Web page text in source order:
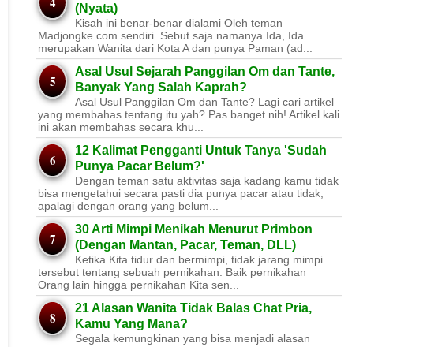
(Nyata)
Kisah ini benar-benar dialami Oleh teman
Madjongke.com sendiri. Sebut saja namanya Ida, Ida
merupakan Wanita dari Kota A dan punya Paman (ad...
Asal Usul Sejarah Panggilan Om dan Tante,
Banyak Yang Salah Kaprah?
Asal Usul Panggilan Om dan Tante? Lagi cari artikel
yang membahas tentang itu yah? Pas banget nih! Artikel kali
ini akan membahas secara khu...
12 Kalimat Pengganti Untuk Tanya 'Sudah
Punya Pacar Belum?'
Dengan teman satu aktivitas saja kadang kamu tidak
bisa mengetahui secara pasti dia punya pacar atau tidak,
apalagi dengan orang yang belum...
30 Arti Mimpi Menikah Menurut Primbon
(Dengan Mantan, Pacar, Teman, DLL)
Ketika Kita tidur dan bermimpi, tidak jarang mimpi
tersebut tentang sebuah pernikahan. Baik pernikahan
Orang lain hingga pernikahan Kita sen...
21 Alasan Wanita Tidak Balas Chat Pria,
Kamu Yang Mana?
Segala kemungkinan yang bisa menjadi alasan